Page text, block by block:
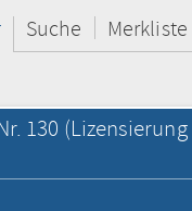
Suche Merkliste
130